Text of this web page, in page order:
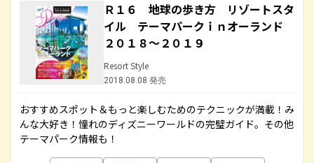
Ｒ１６ 地球の歩き方 リゾートスタ
イル テーマパークｉｎオーランド
２０１８～２０１９
Resort Style
2018.08.08 発売
おすすめスポット＆もっと楽しむためのテクニックが満載！み
んな大好き！憧れのディズニーワールドの完璧ガイド。その他
テーマパーク情報も！